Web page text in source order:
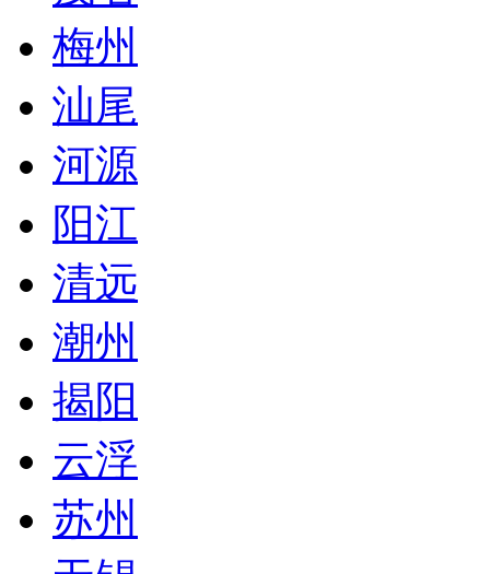
梅州
汕尾
河源
阳江
清远
潮州
揭阳
云浮
苏州